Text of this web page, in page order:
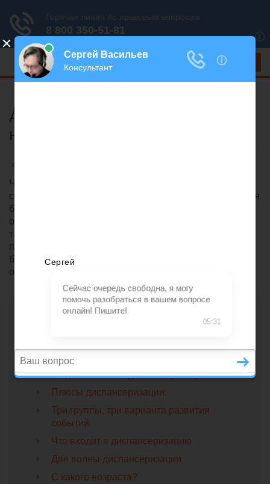
Диспансеризация зачем она
нужна
Что такое диспансеризация и каковы её задачи –
сегодня понимает не каждый. О важности прохождения
бесплатных медицинских осмотров в любом возрасте,
о их возможностях расскажет «ЛегкоПолезно». Что
такое диспансеризация и каковы её задачи – сегодня
понимает не каждый. О важности прохождения
бесплатных медицинских осмотров в любом возрасте,
о их возможностях расскажет «ЛегкоПолезно».
Содержание
Что такое диспансеризация
Когда появилась диспансеризация?
Плюсы диспансеризации:
Три группы, три варианта развития
событий
Что входит в диспансеризацию
Две волны диспансеризации
С какого возраста?